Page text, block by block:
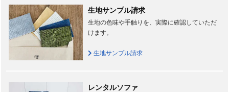
生地サンプル請求
生地の色味や手触りを、実際に確認していただ
けます。
生地サンプル請求
レンタルソファ